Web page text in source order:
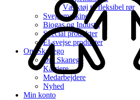
Værktøj til fleksibel rør
Svejsemaskine
Biogas og Industri
Special produkter
El-svejse produkter
Om Skanego
Om Skanego
Karriere
Medarbejdere
Nyhed
Min konto